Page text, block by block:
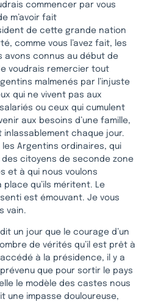
commencer par vous
m’avoir fait
de cette grande nation
comme vous l’avez fait, les
avons connus au début de
voudrais remercier tout
malmenés par l’injuste
qui ne vivent pas aux
ou ceux qui cumulent
aux besoins d’une famille,
chaque jour.
Argentins ordinaires, qui
citoyens de seconde zone
et à qui nous voulons
place qu’ils méritent. Le
est émouvant. Je vous
vain.
un jour que le courage d’un
de vérités qu’il est prêt à
à la présidence, il y a
que pour sortir le pays
le modèle des castes nous
une impasse douloureuse,